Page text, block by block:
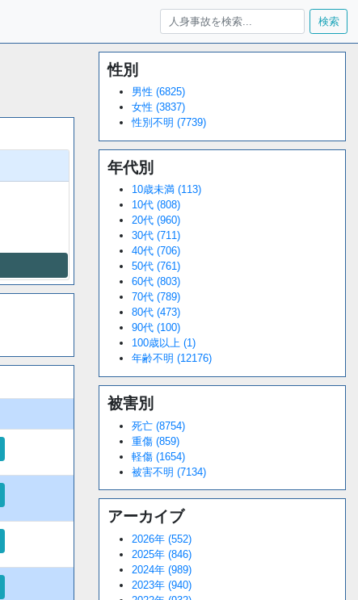
検索
Unmute
38.44%
性別
男性 (6825)
女性 (3837)
性別不明 (7739)
年代別
10歳未満 (113)
10代 (808)
20代 (960)
30代 (711)
40代 (706)
50代 (761)
60代 (803)
70代 (789)
80代 (473)
90代 (100)
100歳以上 (1)
年齢不明 (12176)
被害別
死亡 (8754)
重傷 (859)
軽傷 (1654)
被害不明 (7134)
アーカイブ
2026年 (552)
2025年 (846)
2024年 (989)
2023年 (940)